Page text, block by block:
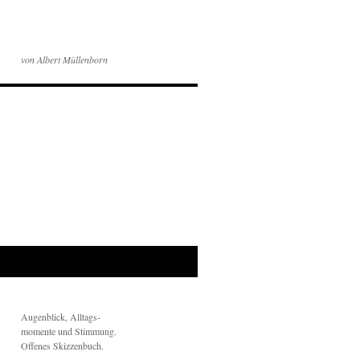
von Albert Müllenborn
Augenblick, Alltags-
momente und Stimmung.
Offenes Skizzenbuch.